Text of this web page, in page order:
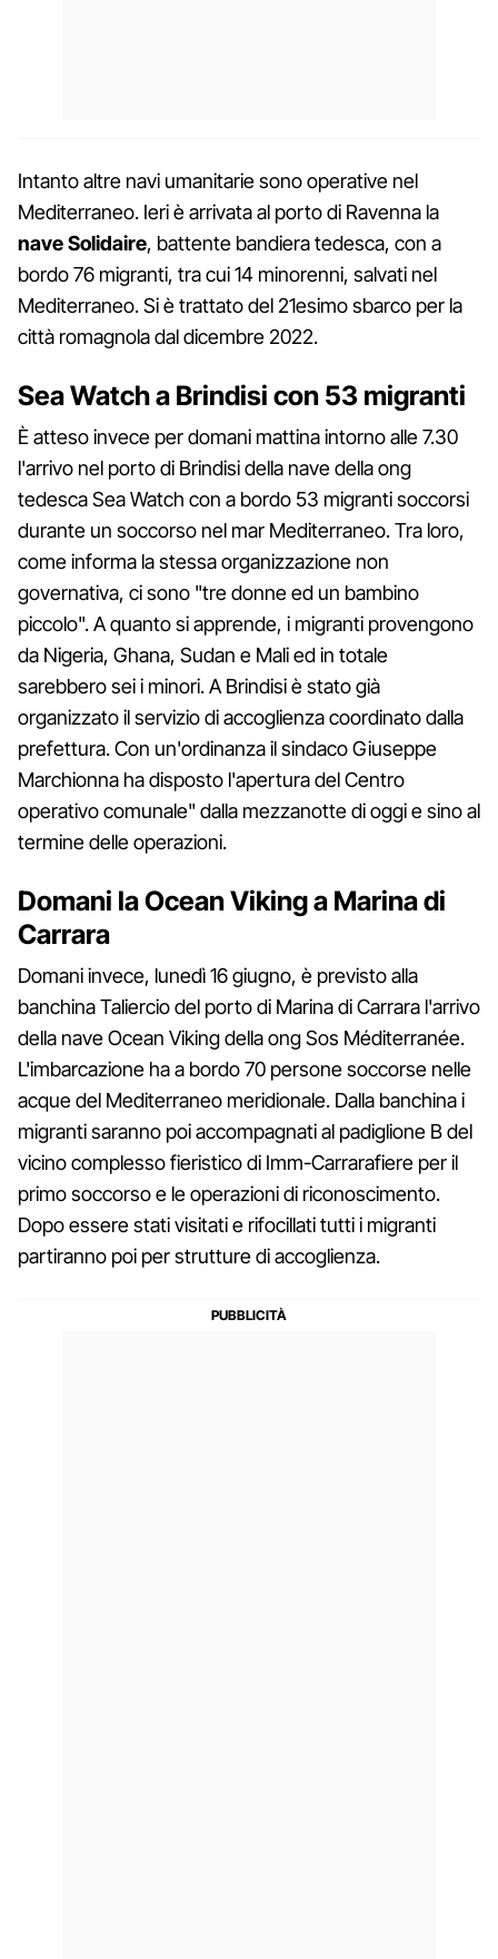
Intanto altre navi umanitarie sono operative nel
Mediterraneo. Ieri è arrivata al porto di Ravenna la
nave Solidaire, battente bandiera tedesca, con a
bordo 76 migranti, tra cui 14 minorenni, salvati nel
Mediterraneo. Si è trattato del 21esimo sbarco per la
città romagnola dal dicembre 2022.
Sea Watch a Brindisi con 53 migranti
È atteso invece per domani mattina intorno alle 7.30
l'arrivo nel porto di Brindisi della nave della ong
tedesca Sea Watch con a bordo 53 migranti soccorsi
durante un soccorso nel mar Mediterraneo. Tra loro,
come informa la stessa organizzazione non
governativa, ci sono "tre donne ed un bambino
piccolo". A quanto si apprende, i migranti provengono
da Nigeria, Ghana, Sudan e Mali ed in totale
sarebbero sei i minori. A Brindisi è stato già
organizzato il servizio di accoglienza coordinato dalla
prefettura. Con un'ordinanza il sindaco Giuseppe
Marchionna ha disposto l'apertura del Centro
operativo comunale" dalla mezzanotte di oggi e sino al
termine delle operazioni.
Domani la Ocean Viking a Marina di
Carrara
Domani invece, lunedì 16 giugno, è previsto alla
banchina Taliercio del porto di Marina di Carrara l'arrivo
della nave Ocean Viking della ong Sos Méditerranée.
L'imbarcazione ha a bordo 70 persone soccorse nelle
acque del Mediterraneo meridionale. Dalla banchina i
migranti saranno poi accompagnati al padiglione B del
vicino complesso fieristico di Imm-Carrarafiere per il
primo soccorso e le operazioni di riconoscimento.
Dopo essere stati visitati e rifocillati tutti i migranti
partiranno poi per strutture di accoglienza.